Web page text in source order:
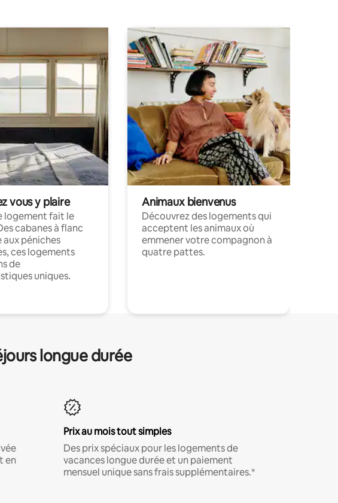
vous y plaire
logement fait le
cabanes à flanc
aux péniches
ces logements
de
uniques.
Animaux bienvenus
Découvrez des logements qui
acceptent les animaux où
emmener votre compagnon à
quatre pattes.
longue durée
en
Prix au mois tout simples
Des prix spéciaux pour les logements de
vacances longue durée et un paiement
mensuel unique sans frais supplémentaires.*